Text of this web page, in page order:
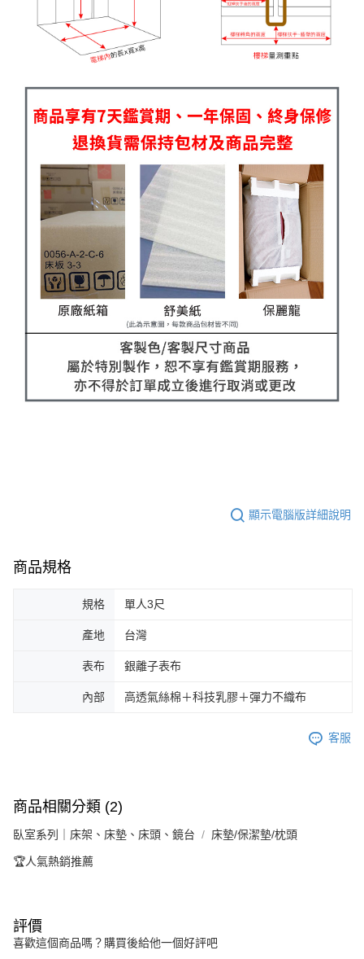
顯示電腦版詳細說明
商品規格
規格 單人3尺
產地 台灣
表布 銀離子表布
內部 高透氣絲棉＋科技乳膠＋彈力不織布
客服
商品相關分類 (2)
臥室系列｜床架、床墊、床頭、鏡台 床墊/保潔墊/枕頭
🏆人氣熱銷推薦
評價
喜歡這個商品嗎？購買後給他一個好評吧